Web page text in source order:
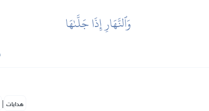
وَٱلنَّهَارِ إِذَا جَلَّىٰهَا
| هدايات